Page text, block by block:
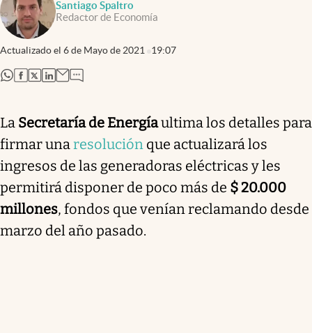
Santiago Spaltro
Redactor de Economía
Actualizado el 6 de Mayo de 2021 19:07
abre en nueva pestaña
abre en nueva pestaña
abre en nueva pestaña
abre en nueva pestaña
La Secretaría de Energíaultima los detalles para
firmar unaresolución que actualizará los
ingresos de las generadoras eléctricas y les
permitirá disponer de poco más de $ 20.000
millones, fondos que venían reclamando desde
marzo del año pasado.